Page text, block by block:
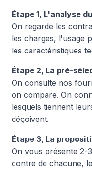
Étape 1, L'analyse
On regarde les
les charges, l'usage
les caractéristiques
Étape 2, La pré-
On consulte nos
on compare. On
lesquels tiennent
déçoivent.
Étape 3, La
On vous présente 2-
contre de chacune,